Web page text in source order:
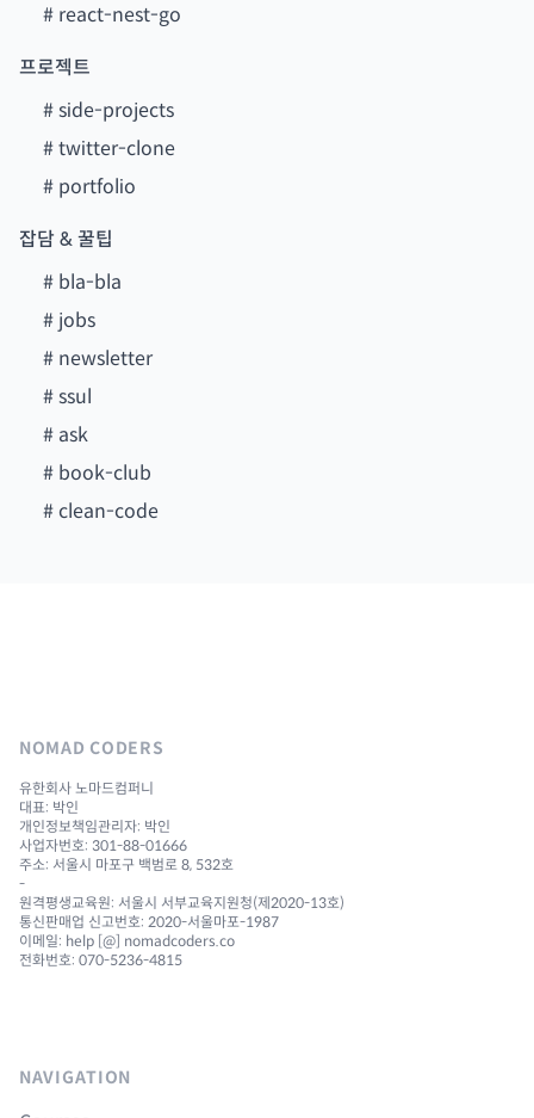
# react-nest-go
프로젝트
#side-projects
#twitter-clone
# portfolio
잡담 & 꿀팁
# bla-bla
# jobs
# newsletter
#ssul
# ask
# book-club
#clean-code
NOMAD CODERS
유한회사 노마드컴퍼니
대표: 박인
개인정보책임관리자: 박인
사업자번호: 301-88-01666
주소: 서울시 마포구 백범로 8, 532호
-
원격평생교육원: 서울시 서부교육지원청(제2020-13호)
통신판매업 신고번호: 2020-서울마포-1987
이메일: help [@] nomadcoders.co
전화번호: 070-5236-4815
NAVIGATION